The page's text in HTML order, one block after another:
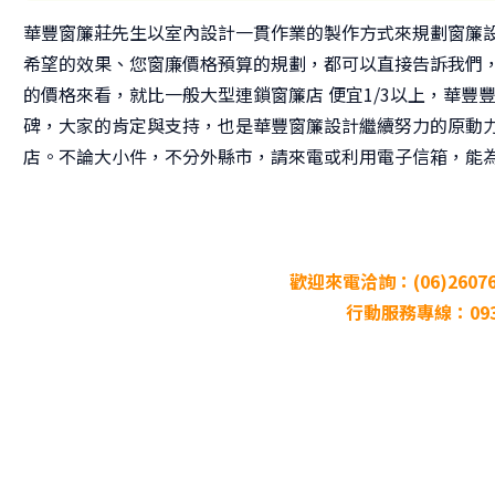
華豐窗簾莊先生以室內設計一貫作業的製作方式來規劃窗
希望的效果、您窗廉價格預算的規劃，都可以直接告訴我
的價格來看，就比一般大型連鎖窗簾店 便宜1/3以上，華豐
碑，大家的肯定與支持，也是華豐窗簾設計繼續努力的原
店。不論大小件，不分外縣市，請來電或利用電子信箱，
歡迎來電洽詢：
行動服務專線：